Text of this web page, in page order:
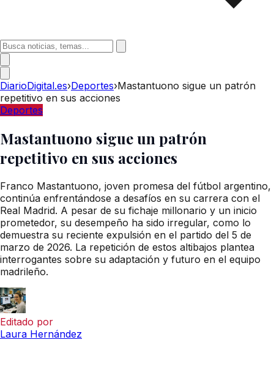
DiarioDigital.es›Deportes›Mastantuono sigue un patrón
repetitivo en sus acciones
Deportes
Mastantuono sigue un patrón
repetitivo en sus acciones
Franco Mastantuono, joven promesa del fútbol argentino,
continúa enfrentándose a desafíos en su carrera con el
Real Madrid. A pesar de su fichaje millonario y un inicio
prometedor, su desempeño ha sido irregular, como lo
demuestra su reciente expulsión en el partido del 5 de
marzo de 2026. La repetición de estos altibajos plantea
interrogantes sobre su adaptación y futuro en el equipo
madrileño.
Editado por
Laura Hernández